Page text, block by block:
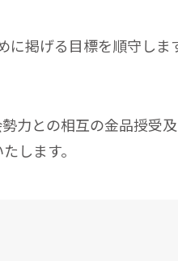
掲げる目標を順守しま
力との相互の金品授受
します。